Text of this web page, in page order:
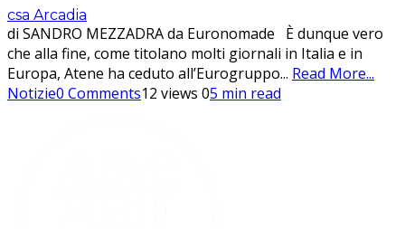
csa Arcadia
di SANDRO MEZZADRA da Euronomade È dunque vero
che alla fine, come titolano molti giornali in Italia e in
Europa, Atene ha ceduto all’Eurogruppo... Read More...
Notizie0 Comments12 views 05 min read